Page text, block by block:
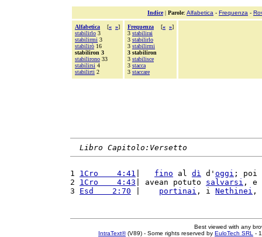
Indice| Parole: Alfabetica - Frequenza -
Alfabetica [« »]
stabilirlo 3
stabilirmi 3
stabilirò 16
stabiliron 3
stabilirono 33
stabilirsi 4
stabilirti 2
Frequenza [« »]
3 stabilirai
3 stabilirlo
3 stabilirmi
3 stabiliron
3 stabilisce
3 stacca
3 staccare
Libro Capitolo:Versetto
1 1Cro    4:41 fino al dì d' oggi ;
2 1Cro    4:43 | avean potuto salvarsi ,
3 Esd    2:70 portinai , i Nethinei ,
Best viewed with any
IntraText®(V89) - Some rights reserved by EuloTech SRL -